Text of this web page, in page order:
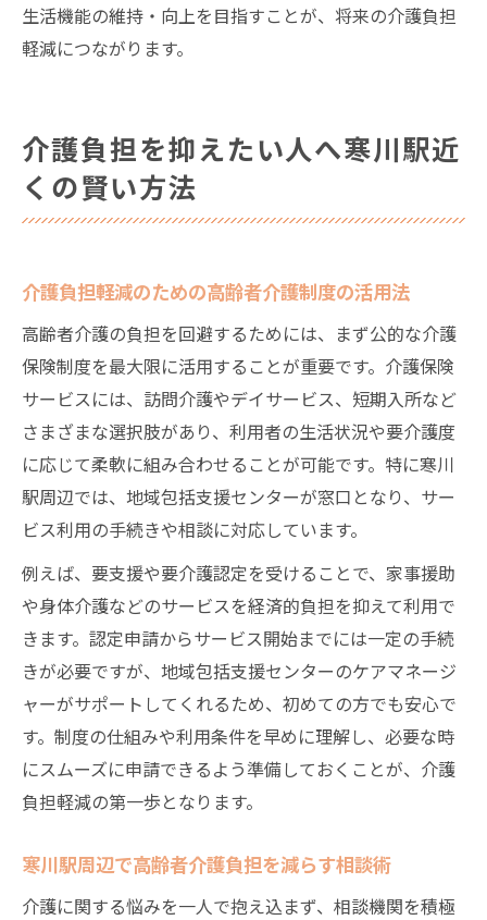
生活機能の維持・向上を目指すことが、将来の介護負担
軽減につながります。
介護負担を抑えたい人へ寒川駅近
くの賢い方法
介護負担軽減のための高齢者介護制度の活用法
高齢者介護の負担を回避するためには、まず公的な介護
保険制度を最大限に活用することが重要です。介護保険
サービスには、訪問介護やデイサービス、短期入所など
さまざまな選択肢があり、利用者の生活状況や要介護度
に応じて柔軟に組み合わせることが可能です。特に寒川
駅周辺では、地域包括支援センターが窓口となり、サー
ビス利用の手続きや相談に対応しています。
例えば、要支援や要介護認定を受けることで、家事援助
や身体介護などのサービスを経済的負担を抑えて利用で
きます。認定申請からサービス開始までには一定の手続
きが必要ですが、地域包括支援センターのケアマネージ
ャーがサポートしてくれるため、初めての方でも安心で
す。制度の仕組みや利用条件を早めに理解し、必要な時
にスムーズに申請できるよう準備しておくことが、介護
負担軽減の第一歩となります。
寒川駅周辺で高齢者介護負担を減らす相談術
介護に関する悩みを一人で抱え込まず、相談機関を積極